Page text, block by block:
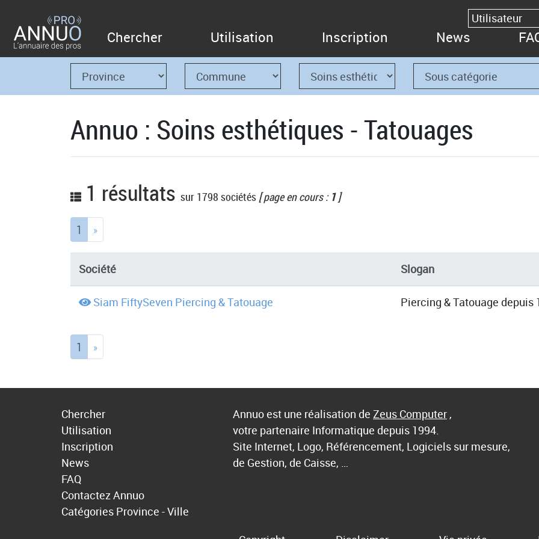
Chercher Utilisation Inscription News
Annuo : Soins esthétiques - Tatouages
1 résultats sur 1798 sociétés [ page en cours : 1]
1 (current)
»
Société Slogan
Siam FiftySeven Piercing & Tatouage Piercing & Tatouage depuis
1 (current)
»
Chercher
Utilisation
Inscription
News
FAQ
Contactez Annuo
Catégories Province - Ville
Annuo est une réalisation de Zeus Computer ,
votre partenaire Informatique depuis 1994.
Site Internet, Logo, Référencement, Logiciels sur mesure,
de Gestion, de Caisse, …